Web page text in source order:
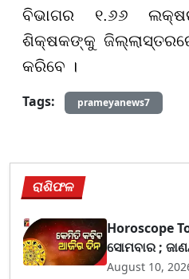
ବିଭାଗର ୧.୬୬
ଶିକ୍ଷକଙ୍କୁ
କରିବେ ।
Tags:
prameyanews7
ରାଶିଫଳ
Horoscope
ସୋମବାର ;
August 10,